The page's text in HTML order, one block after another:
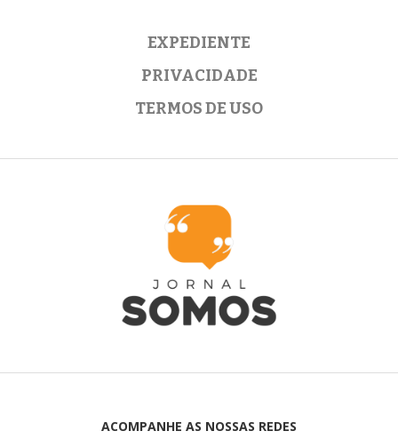
EXPEDIENTE
PRIVACIDADE
TERMOS DE USO
ACOMPANHE AS NOSSAS REDES